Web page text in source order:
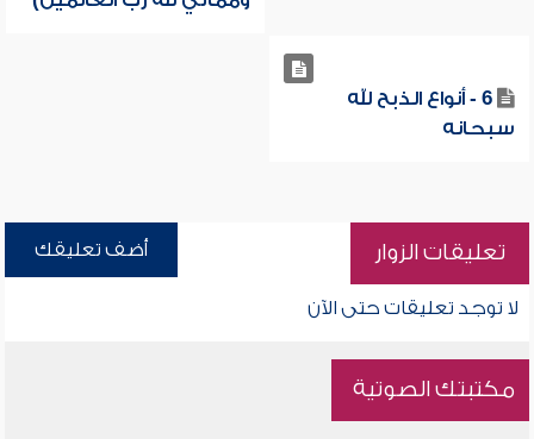
6 - أنواع الذبح لله
سبحانه
تعليقات الزوار أضف تعليقك
لا توجد تعليقات حتى الآن
مكتبتك الصوتية